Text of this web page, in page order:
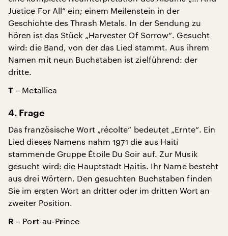
Justice For All“ ein; einem Meilenstein in der
Geschichte des Thrash Metals. In der Sendung zu
hören ist das Stück „Harvester Of Sorrow“. Gesucht
wird: die Band, von der das Lied stammt. Aus ihrem
Namen mit neun Buchstaben ist zielführend: der
dritte.
T– Metallica
4. Frage
Das französische Wort „récolte“ bedeutet „Ernte“. Ein
Lied dieses Namens nahm 1971 die aus Haiti
stammende Gruppe Étoile Du Soir auf. Zur Musik
gesucht wird: die Hauptstadt Haitis. Ihr Name besteht
aus drei Wörtern. Den gesuchten Buchstaben finden
Sie im ersten Wort an dritter oder im dritten Wort an
zweiter Position.
R – Port-au-Prince